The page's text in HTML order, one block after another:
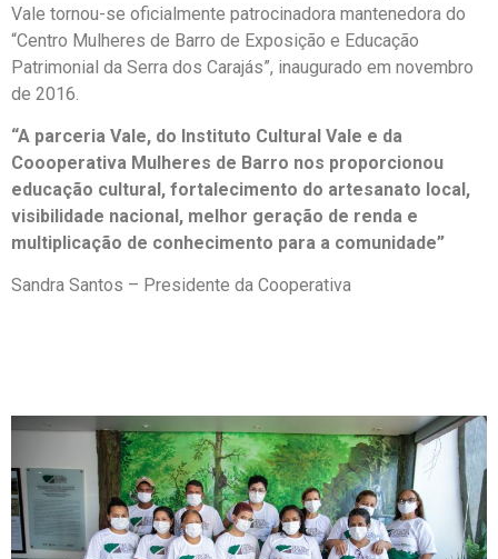
Vale tornou-se oficialmente patrocinadora mantenedora do
“Centro Mulheres de Barro de Exposição e Educação
Patrimonial da Serra dos Carajás”, inaugurado em novembro
de 2016.
“A parceria Vale, do Instituto Cultural Vale e da
Coooperativa Mulheres de Barro nos proporcionou
educação cultural, fortalecimento do artesanato local,
visibilidade nacional, melhor geração de renda e
multiplicação de conhecimento para a comunidade”
Sandra Santos – Presidente da Cooperativa